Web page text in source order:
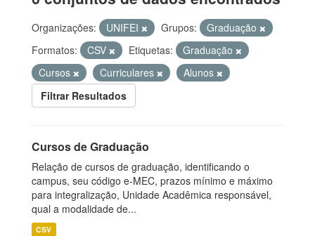
Organizações: UNIFEI Grupos:
Graduação
Formatos:
CSV Etiquetas:
Graduação
Cursos
Curriculares
Alunos
Filtrar Resultados
Cursos de Graduação
Relação de cursos de graduação, identificando o
campus, seu código e-MEC, prazos mínimo e máximo
para integralização, Unidade Acadêmica responsável,
qual a modalidade de...
CSV